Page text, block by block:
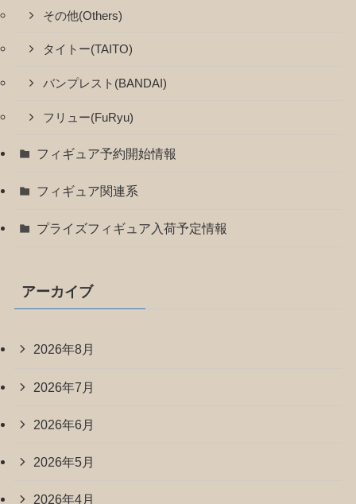
その他(Others)
タイトー(TAITO)
バンプレスト(BANDAI)
フリュー(FuRyu)
フィギュア予約開始情報
フィギュア関連系
プライズフィギュア入荷予定情報
アーカイブ
2026年8月
2026年7月
2026年6月
2026年5月
2026年4月